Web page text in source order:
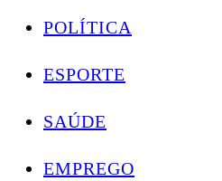
POLÍTICA
ESPORTE
SAÚDE
EMPREGO